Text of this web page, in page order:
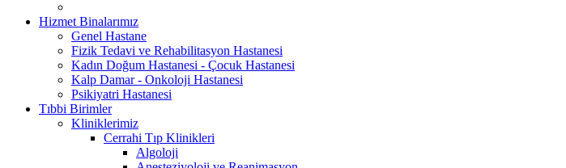
Hizmet Binalarımız
Genel Hastane
Fizik Tedavi ve Rehabilitasyon Hastanesi
Kadın Doğum Hastanesi - Çocuk Hastanesi
Kalp Damar - Onkoloji Hastanesi
Psikiyatri Hastanesi
Tıbbi Birimler
Kliniklerimiz
Cerrahi Tıp Klinikleri
Algoloji